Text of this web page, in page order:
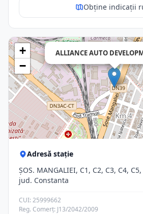
Obține indicații
ALLIANCE AUTO
+
−
Adresă stație
ŞOS. MANGALIEI, C1, C2, C3, C4,
jud. Constanta
CUI: 25999662
Reg. Comerț: J13/2042/2009